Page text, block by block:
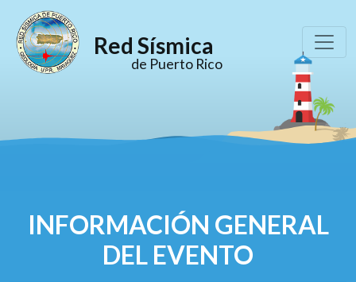
Red Sísmica
de Puerto Rico
INFORMACIÓN GENERAL
DEL EVENTO